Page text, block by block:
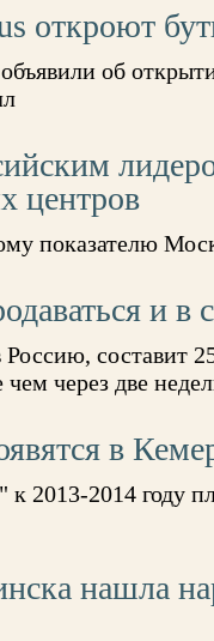
откроют
об
центров
показателю
и
Россию, составит
через две
в
2013-2014 году
нашла